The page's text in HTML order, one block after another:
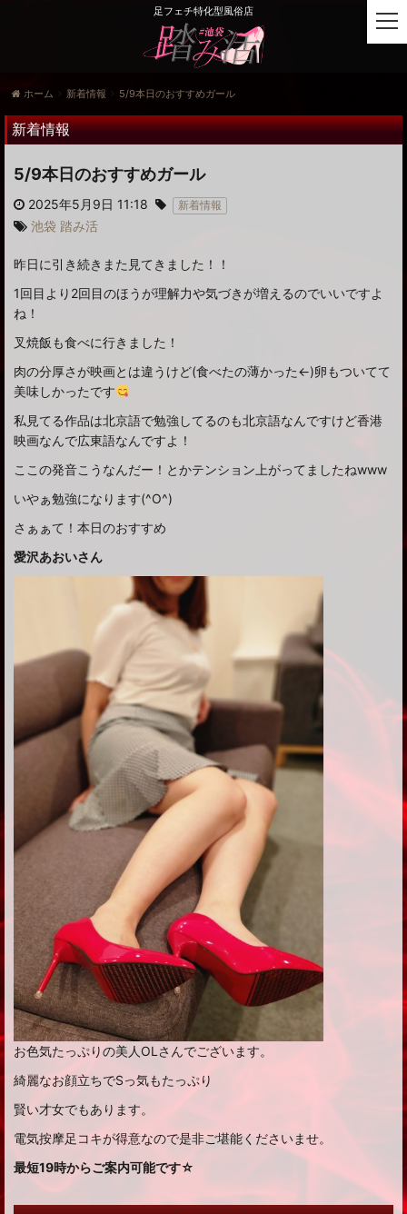
足フェチ特化型風俗店
ホーム 新着情報 5/9本日のおすすめガール
新着情報
5/9本日のおすすめガール
2025年5月9日 11:18 新着情報
池袋 踏み活
昨日に引き続きまた見てきました！！
1回目より2回目のほうが理解力や気づきが増えるのでいいですよ
ね！
叉焼飯も食べに行きました！
肉の分厚さが映画とは違うけど(食べたの薄かった←)卵もついてて
美味しかったです
私見てる作品は北京語で勉強してるのも北京語なんですけど香港
映画なんで広東語なんですよ！
ここの発音こうなんだー！とかテンション上がってましたねwww
いやぁ勉強になります(^O^)
さぁぁて！本日のおすすめ
愛沢あおいさん
お色気たっぷりの美人OLさんでございます。
綺麗なお顔立ちでSっ気もたっぷり
賢い才女でもあります。
電気按摩足コキが得意なので是非ご堪能くださいませ。
最短19時からご案内可能です☆
t
o
e